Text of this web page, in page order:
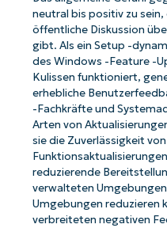
neutral bis positiv zu
öffentliche Diskussion
gibt. Als ein Setup -
des Windows -Feature -
Kulissen funktioniert,
erhebliche
-Fachkräfte und
Arten von
sie die Zuverlässigkeit
reduzierende
verwalteten
Umgebungen reduzieren
verbreiteten negativen